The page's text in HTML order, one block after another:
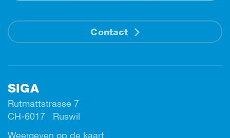
Contact
SIGA
Rutmattstrasse 7
CH-6017 Ruswil
Weergeven op de kaart